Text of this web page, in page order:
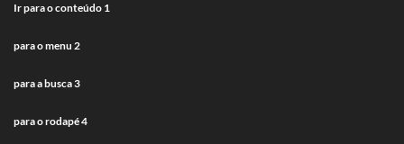
Ir para o conteúdo 1
para o menu 2
para a busca3
para o rodapé4